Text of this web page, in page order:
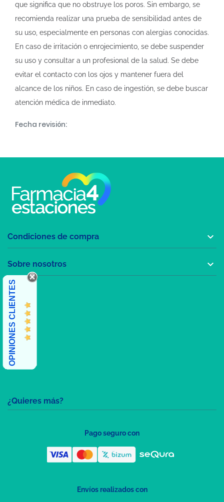
que significa que no obstruye los poros. Sin embargo, se
recomienda realizar una prueba de sensibilidad antes de
su uso, especialmente en personas con alergias conocidas.
En caso de irritación o enrojecimiento, se debe suspender
su uso y consultar a un profesional de la salud. Se debe
evitar el contacto con los ojos y mantener fuera del
alcance de los niños. En caso de ingestión, se debe buscar
atención médica de inmediato.
Fecha revisión:
¿Quieres más?
Condiciones de compra 
Sobre nosotros 
OPINIONES CLIENTES
Pago seguro con
Envíos realizados con